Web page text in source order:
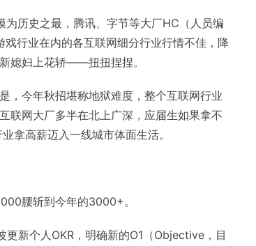
为历史之最，腾讯、字节等大厂HC（人员编
行业在内的各互联网细分行业行情不佳，降
媳妇上花轿——扭扭捏捏。
，今年秋招堪称地狱难度，整个互联网行业
联网大厂多半在北上广深，应届生如果拿不
拿高薪迈入一线城市体面生活。
腰斩到今年的3000+。
新个人OKR，明确新的O1（Objective，目